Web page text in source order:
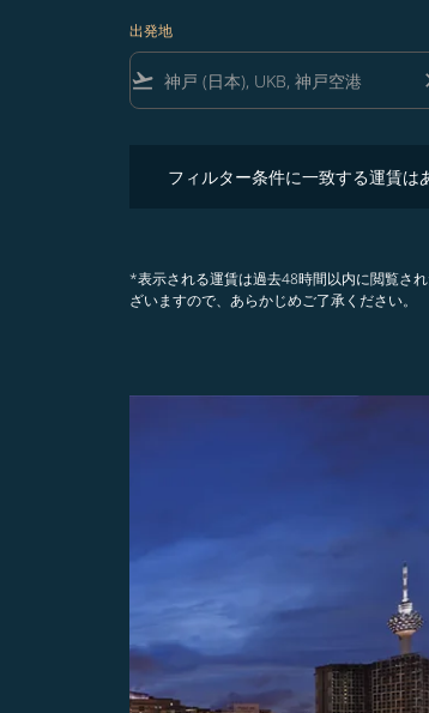
出発地
flight_takeoff
フィルター条件に一致する運賃は
*表示される運賃は過去48時間以内に閲覧さ
ざいますので、あらかじめご了承ください。